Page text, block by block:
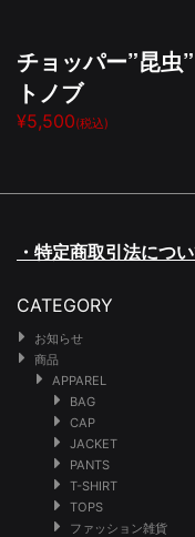
チョッパー”昆虫
トノブ
¥5,500(税込)
・特定商取引法につ
CATEGORY
お知らせ
商品
APPAREL
BAG
CAP
JACKET
PANTS
T-SHIRT
TOPS
ファッション雑貨